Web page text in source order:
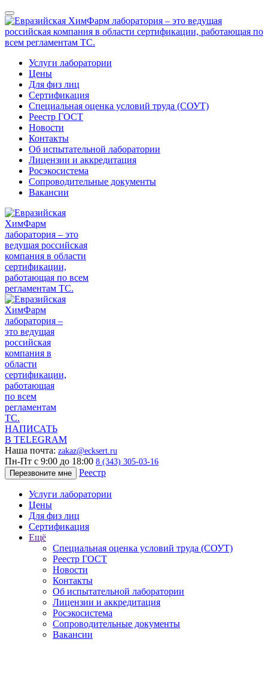
Услуги лаборатории
Цены
Для физ лиц
Сертификация
Специальная оценка условий труда (СОУТ)
Реестр ГОСТ
Новости
Контакты
Об испытательной лаборатории
Лицензии и аккредитация
Росэкосистема
Сопроводительные документы
Вакансии
НАПИСАТЬ
В TELEGRAM
Наша почта: zakaz@ecksert.ru
Пн-Пт с 9:00 до 18:00 8 (343) 305-03-16
Перезвоните мне
Реестр
Услуги лаборатории
Цены
Для физ лиц
Сертификация
Ещё
Специальная оценка условий труда (СОУТ)
Реестр ГОСТ
Новости
Контакты
Об испытательной лаборатории
Лицензии и аккредитация
Росэкосистема
Сопроводительные документы
Вакансии